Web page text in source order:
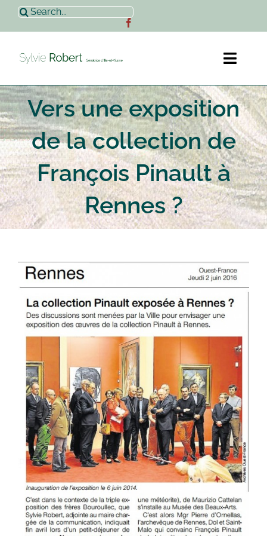
Passer
contenu
Rechercher:
Accueil
Sylvie Robert
Actualités
Contact
Vers une exposition
de la collection de
François Pinault à
Rennes ?